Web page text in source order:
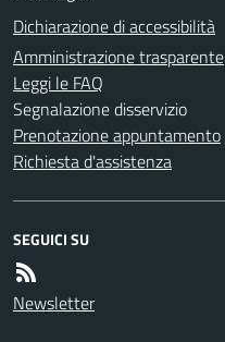
Dichiarazione di accessibilità
Amministrazione trasparente
Leggi le FAQ
Segnalazione disservizio
Prenotazione appuntamento
Richiesta d'assistenza
SEGUICI SU
Newsletter